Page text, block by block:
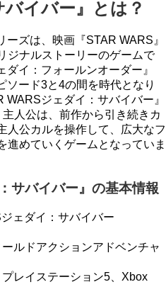
イバー』とは？
ーズは、映画『STAR WARS』
ジナルストーリーのゲームで
イ：フォールンオーダー』
ソード3と4の間を時代となり
ジェダイ：サバイバー』
人公は、前作から引き続きカ
人公カルを操作して、広大なフ
進めていくゲームとなっていま
サバイバー』の基本情報
ェダイ：サバイバー
ルドアクションアドベンチャ
レイステーション5、Xbox